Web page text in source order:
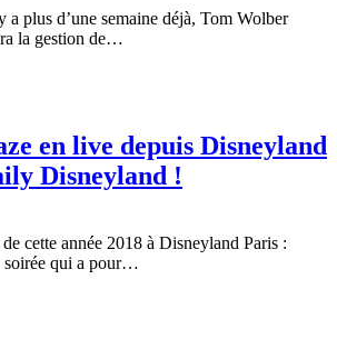
a plus d’une semaine déjà, Tom Wolber
la gestion de…
en live depuis Disneyland
Disneyland !
cette année 2018 à Disneyland Paris :
soirée qui a pour…